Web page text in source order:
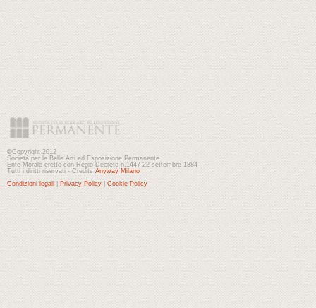
©Copyright 2012
Società per le Belle Arti ed Esposizione Permanente
Ente Morale eretto con Regio Decreto n.1447-22 settembre 1884
Tutti i diritti riservati - Credits Anyway Milano
Condizioni legali
Privacy Policy Cookie Policy